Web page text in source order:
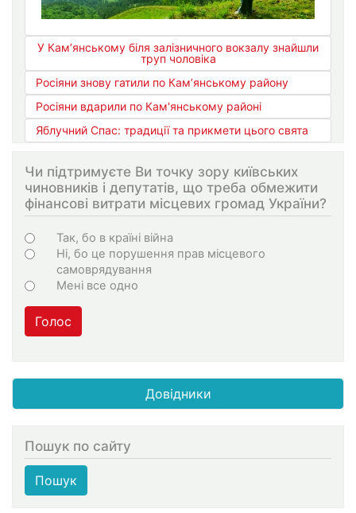
У Кам’янському біля залізничного вокзалу знайшли
труп чоловіка
Росіяни знову гатили по Кам’янському району
Росіяни вдарили по Кам'янському районі
Яблучний Спас: традиції та прикмети цього свята
Чи підтримуєте Ви точку зору київських
чиновників і депутатів, що треба обмежити
фінансові витрати місцевих громад України?
Варіанти
Так, бо в країні війна
Ні, бо це порушення прав місцевого
самоврядування
Мені все одно
Голос
Довідники
Пошук по сайту
Пошук